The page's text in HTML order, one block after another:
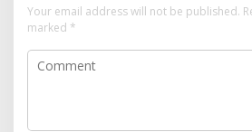
Your email address will not be published.
marked *